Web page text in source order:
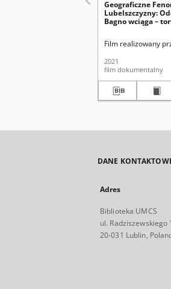
Geograficzne
Lubelszczyzny:
Bagno wciąga –
Film realizowany
2021
film dokumentalny
DANE
Adres
Biblioteka UMCS
ul. Radziszewskiego
20-031 Lublin,